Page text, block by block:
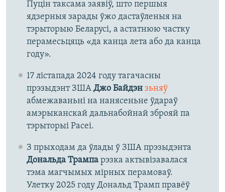
Пуцін таксама заявіў, што першыя
ядзерныя зарады ўжо дастаўленыя на
тэрыторыю Беларусі, а астатнюю частку
перамесьцяць «да канца лета або да канца
году».
17 лістапада 2024 году тагачасны
прэзыдэнт ЗША Джо Байдэн зьняў
абмежаваньні на нанясеньне ўдараў
амэрыканскай дальнабойнай зброяй па
тэрыторыі Расеі.
З прыходам да ўлады ў ЗША прэзыдэнта
Дональда Трампарэзка актывізавалася
тэма магчымых мірных перамоваў.
Улетку 2025 году Дональд Трамп правёў